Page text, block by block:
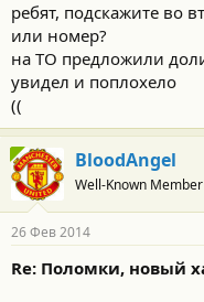
ребят, подскажите во
или номер?
на ТО предложили
увидел и поплохело
((
BloodAngel
Well-Known Member
26 Фев 2014
Re: Поломки, новый